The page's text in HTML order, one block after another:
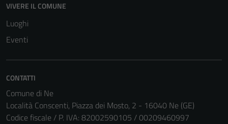
VIVERE IL COMUNE
Luoghi
Eventi
CONTATTI
Comune di Ne
Località Conscenti, Piazza dei Mosto, 2 - 16040 Ne (GE)
Codice fiscale / P. IVA: 82002590105 / 00209460997
non raccolgono